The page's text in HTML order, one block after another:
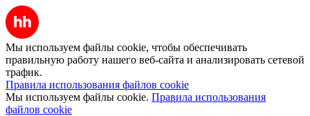
Мы используем файлы cookie, чтобы обеспечивать
правильную работу нашего веб-сайта и анализировать сетевой
трафик.
Правила использования файлов cookie
Мы используем файлы cookie. Правила использования
файлов cookie